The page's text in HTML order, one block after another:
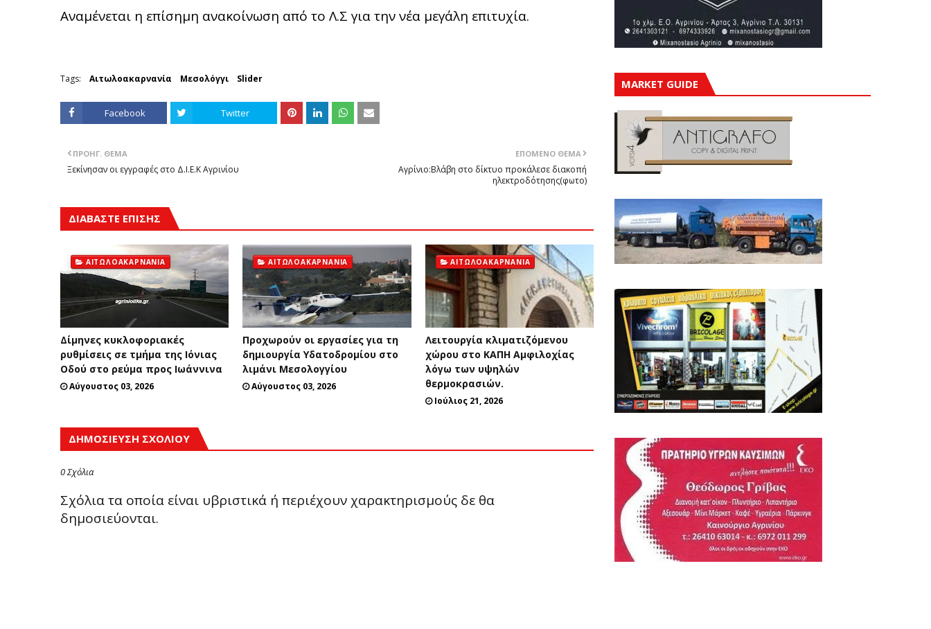
Αναμένεται η επίσημη ανακοίνωση από το Λ.Σ για την νέα μεγάλη επιτυχία.
Tags: Αιτωλοακαρνανία Μεσολόγγι Slider
Facebook Twitter
ΕΠΌΜΕΝΟ ΘΈΜΑ
Αγρίνιο:Βλάβη στο δίκτυο προκάλεσε διακοπή
ηλεκτροδότησης(φωτο)
ΠΡΟΗΓ. ΘΈΜΑ
Ξεκίνησαν οι εγγραφές στο Δ.Ι.Ε.Κ Αγρινίου
ΔΙΑΒΑΣΤΕ ΕΠΙΣΗΣ
ΑΙΤΩΛΟΑΚΑΡΝΑΝΊΑ
Δίμηνες κυκλοφοριακές
ρυθμίσεις σε τμήμα της Ιόνιας
Οδού στο ρεύμα προς Ιωάννινα
Αύγουστος 03, 2026
ΑΙΤΩΛΟΑΚΑΡΝΑΝΊΑ
Προχωρούν οι εργασίες για τη
δημιουργία Υδατοδρομίου στο
λιμάνι Μεσολογγίου
Αύγουστος 03, 2026
ΑΙΤΩΛΟΑΚΑΡΝΑΝΊΑ
Λειτουργία κλιματιζόμενου
χώρου στο ΚΑΠΗ Αμφιλοχίας
λόγω των υψηλών
θερμοκρασιών.
Ιούλιος 21, 2026
ΔΗΜΟΣΊΕΥΣΗ ΣΧΟΛΊΟΥ
0 Σχόλια
Σχόλια τα οποία είναι υβριστικά ή περιέχουν χαρακτηρισμούς δε θα
δημοσιεύονται.
MARKET GUIDE